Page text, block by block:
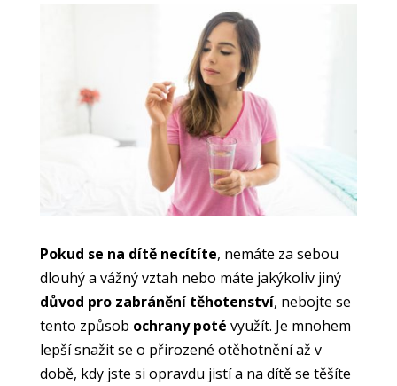
Pokud se na dítě necítíte, nemáte za sebou
dlouhý a vážný vztah nebo máte jakýkoliv jiný
důvod pro zabránění těhotenství, nebojte se
tento způsob ochrany poté využít. Je mnohem
lepší snažit se o přirozené otěhotnění až v
době, kdy jste si opravdu jistí a na dítě se těšíte